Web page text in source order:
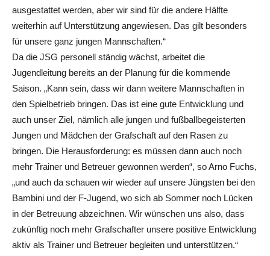
ausgestattet werden, aber wir sind für die andere Hälfte
weiterhin auf Unterstützung angewiesen. Das gilt besonders
für unsere ganz jungen Mannschaften.“
Da die JSG personell ständig wächst, arbeitet die
Jugendleitung bereits an der Planung für die kommende
Saison. „Kann sein, dass wir dann weitere Mannschaften in
den Spielbetrieb bringen. Das ist eine gute Entwicklung und
auch unser Ziel, nämlich alle jungen und fußballbegeisterten
Jungen und Mädchen der Grafschaft auf den Rasen zu
bringen. Die Herausforderung: es müssen dann auch noch
mehr Trainer und Betreuer gewonnen werden“, so Arno Fuchs,
„und auch da schauen wir wieder auf unsere Jüngsten bei den
Bambini und der F-Jugend, wo sich ab Sommer noch Lücken
in der Betreuung abzeichnen. Wir wünschen uns also, dass
zukünftig noch mehr Grafschafter unsere positive Entwicklung
aktiv als Trainer und Betreuer begleiten und unterstützen.“